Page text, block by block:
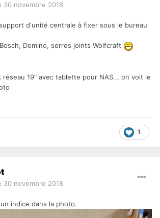
30 novembre 2018
d'unité centrale à fixer sous le bureau
Domino, serres joints Wolfcraft
réseau 19" avec tablette pour NAS... on voit le
1
30 novembre 2018
indice dans la photo.